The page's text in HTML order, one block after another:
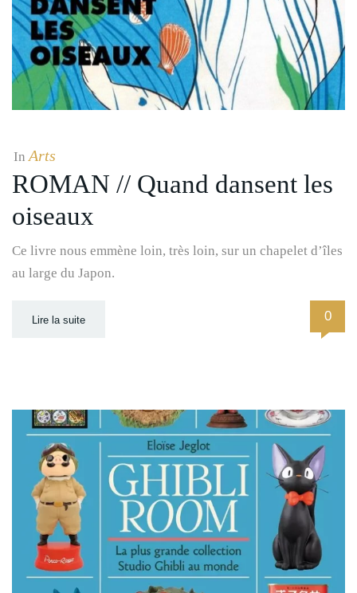
In Arts
ROMAN // Quand dansent les
oiseaux
Ce livre nous emmène loin, très loin, sur un chapelet d’îles
au large du Japon.
Lire la suite 0